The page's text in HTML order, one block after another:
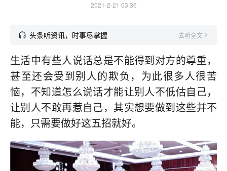
2021-2-21 03:36
头条听资讯，时事尽掌握 去听全文
生活中有些人说话总是不能得到对方的尊重，
甚至还会受到别人的欺负，为此很多人很苦
恼，不知道怎么说话才能让别人不低估自己，
让别人不敢再惹自己，其实想要做到这些并不
能，只需要做好这五招就好。